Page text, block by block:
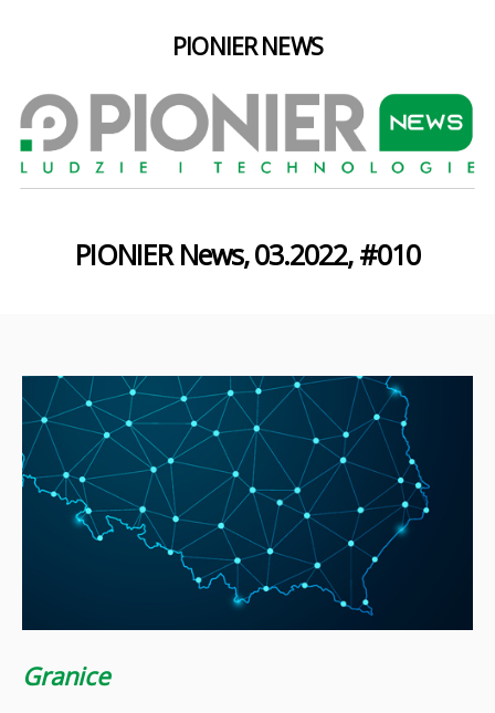
PIONIER NEWS
PIONIER News, 03.2022, #010
Granice